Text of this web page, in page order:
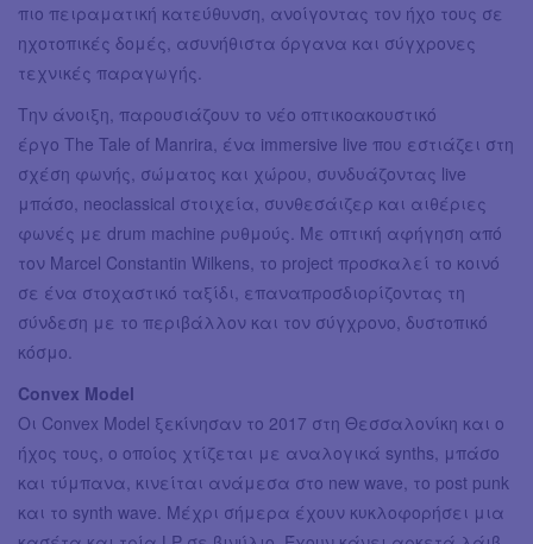
πιο πειραματική κατεύθυνση, ανοίγοντας τον ήχο τους σε
ηχοτοπικές δομές, ασυνήθιστα όργανα και σύγχρονες
τεχνικές παραγωγής.
Την άνοιξη, παρουσιάζουν το νέο οπτικοακουστικό
έργο The Tale of Manrira, ένα immersive live που εστιάζει στη
σχέση φωνής, σώματος και χώρου, συνδυάζοντας live
μπάσο, neoclassical στοιχεία, συνθεσάιζερ και αιθέριες
φωνές με drum machine ρυθμούς. Με οπτική αφήγηση από
τον Marcel Constantin Wilkens, το project προσκαλεί το κοινό
σε ένα στοχαστικό ταξίδι, επαναπροσδιορίζοντας τη
σύνδεση με το περιβάλλον και τον σύγχρονο, δυστοπικό
κόσμο.
Convex Model
Οι Convex Model ξεκίνησαν το 2017 στη Θεσσαλονίκη και ο
ήχος τους, ο οποίος χτίζεται με αναλογικά synths, μπάσο
και τύμπανα, κινείται ανάμεσα στο new wave, το post punk
και το synth wave. Μέχρι σήμερα έχουν κυκλοφορήσει μια